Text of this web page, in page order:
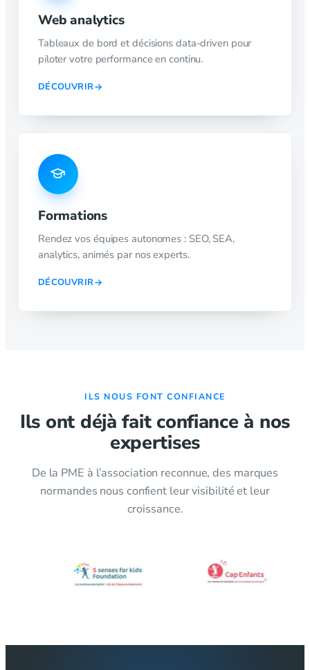
Web analytics
Tableaux de bord et décisions data-driven pour
piloter votre performance en continu.
DÉCOUVRIR
Formations
Rendez vos équipes autonomes : SEO, SEA,
analytics, animés par nos experts.
DÉCOUVRIR
ILS NOUS FONT CONFIANCE
Ils ont déjà fait confiance à nos
expertises
De la PME à l’association reconnue, des marques
normandes nous confient leur visibilité et leur
croissance.